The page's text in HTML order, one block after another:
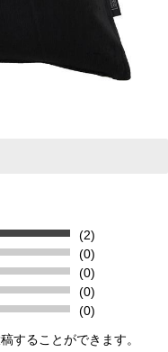
(2)
(0)
(0)
(0)
(0)
することができます。